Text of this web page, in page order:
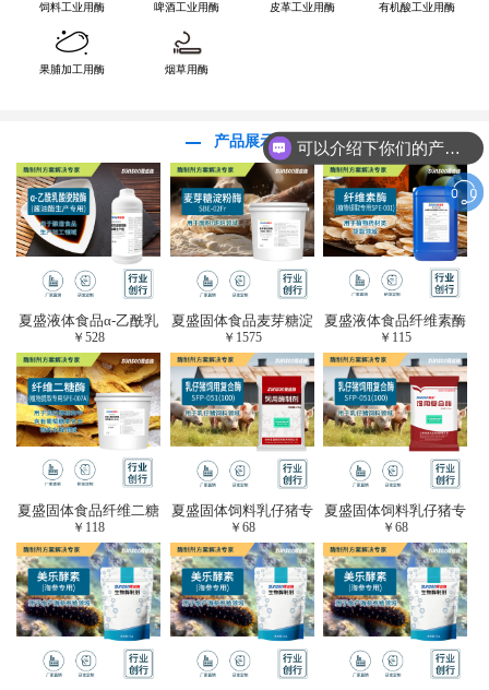
饲料工业用酶 啤酒工业用酶 皮革工业用酶 有机酸工业用酶
果脯加工用酶 烟草用酶
产品展示
夏盛液体食品α-乙酰乳
酸脱羧酶(酱油醋生产
专用)FDY-3206
￥528
夏盛固体食品麦芽糖淀
粉酶(烘焙及面粉改良
用酶/发酵类食品可
用)FDG-0012
￥ 1575
夏盛液体食品纤维素酶
(植物提取专用酶/解决
提取液混浊问题/降
黏)FFY-0651
￥ 115
夏盛固体食品纤维二糖
酶(植物提取专用酶/用
于虎杖白藜芦醇提
取)FFG-0656
￥ 118
夏盛固体饲料乳仔猪专
用复合酶SFG-0932
￥ 68
夏盛固体饲料乳仔猪专
用复合酶SFG-0932
￥68
可以介绍下你们的产品么？